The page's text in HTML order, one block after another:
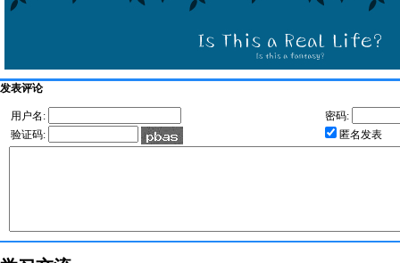
发表评论
用户名:
密码:
验证码:
匿名发表